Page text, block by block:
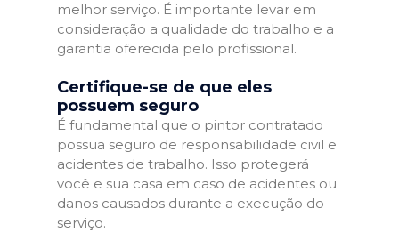
melhor serviço. É importante levar em
consideração a qualidade do trabalho e a
garantia oferecida pelo profissional.
Certifique-se de que eles
possuem seguro
É fundamental que o pintor contratado
possua seguro de responsabilidade civil e
acidentes de trabalho. Isso protegerá
você e sua casa em caso de acidentes ou
danos causados durante a execução do
serviço.